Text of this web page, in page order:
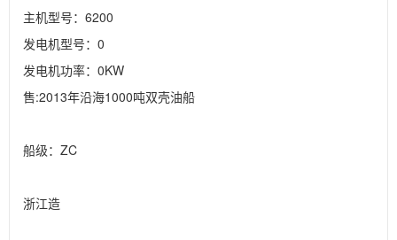
主机型号：6200
发电机型号：0
发电机功率：0KW
售:2013年沿海1000吨双壳油船
船级：ZC
浙江造